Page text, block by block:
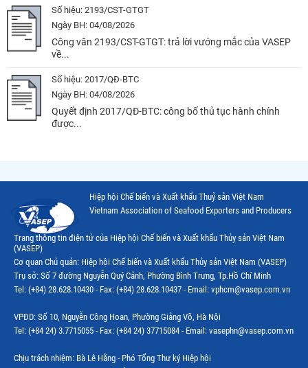
Số hiệu: 2193/CST-GTGT
Ngày BH: 04/08/2026
Công văn 2193/CST-GTGT: trả lời vướng mắc của VASEP
về...
Số hiệu: 2017/QĐ-BTC
Ngày BH: 04/08/2026
Quyết định 2017/QĐ-BTC: công bố thủ tục hành chính
được...
Hiệp hội Chế biến và Xuất khẩu Thuỷ sản Việt Nam
Vietnam Association of Seafood Exporters and Producers
Trang thông tin điện tử của Hiệp hội Chế biến và Xuất khẩu Thủy sản Việt Nam
(VASEP)
Cơ quan Chủ quản: Hiệp hội Chế biến và Xuất khẩu Thủy sản Việt Nam (VASEP)
Trụ sở: Số 7 đường Nguyễn Quý Cảnh, Phường Bình Trưng, Tp.Hồ Chí Minh
Tel: (+84) 28.628.10430 - Fax: (+84) 28.628.10437 - Email: vphcm@vasep.com.vn
VPĐD: Số 10, Nguyễn Công Hoan, Phường Giảng Võ, Hà Nội
Tel: (+84 24) 3.7715055 - Fax: (+84 24) 37715084 - Email: vasephn@vasep.com.vn
Chịu trách nhiệm: Bà Lê Hằng - Phó Tổng Thư ký Hiệp hội